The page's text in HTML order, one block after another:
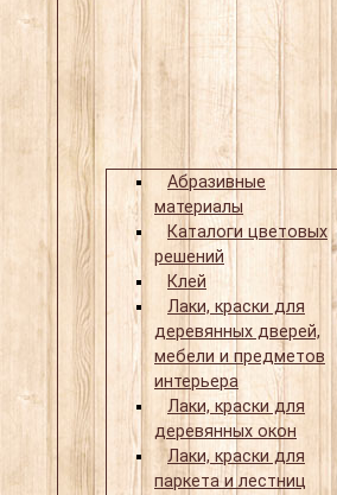
Абразивные
материалы
Каталоги цветовых
решений
Клей
Лаки, краски для
деревянных дверей,
мебели и предметов
интерьера
Лаки, краски для
деревянных окон
Лаки, краски для
паркета и лестниц